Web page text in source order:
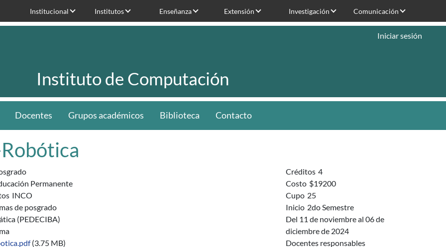
Institucional Institutos Enseñanza Extensión Investigación Comunicación
Instituto de Computación
Iniciar sesión
Docentes Grupos académicos Biblioteca Contacto
Permanente
INCO
de posgrado
(PEDECIBA)
(3.75 MB)
Créditos 4
Costo $19200
Cupo 25
Inicio 2do Semestre
Del 11 de noviembre al 06 de
diciembre de 2024
Docentes responsables